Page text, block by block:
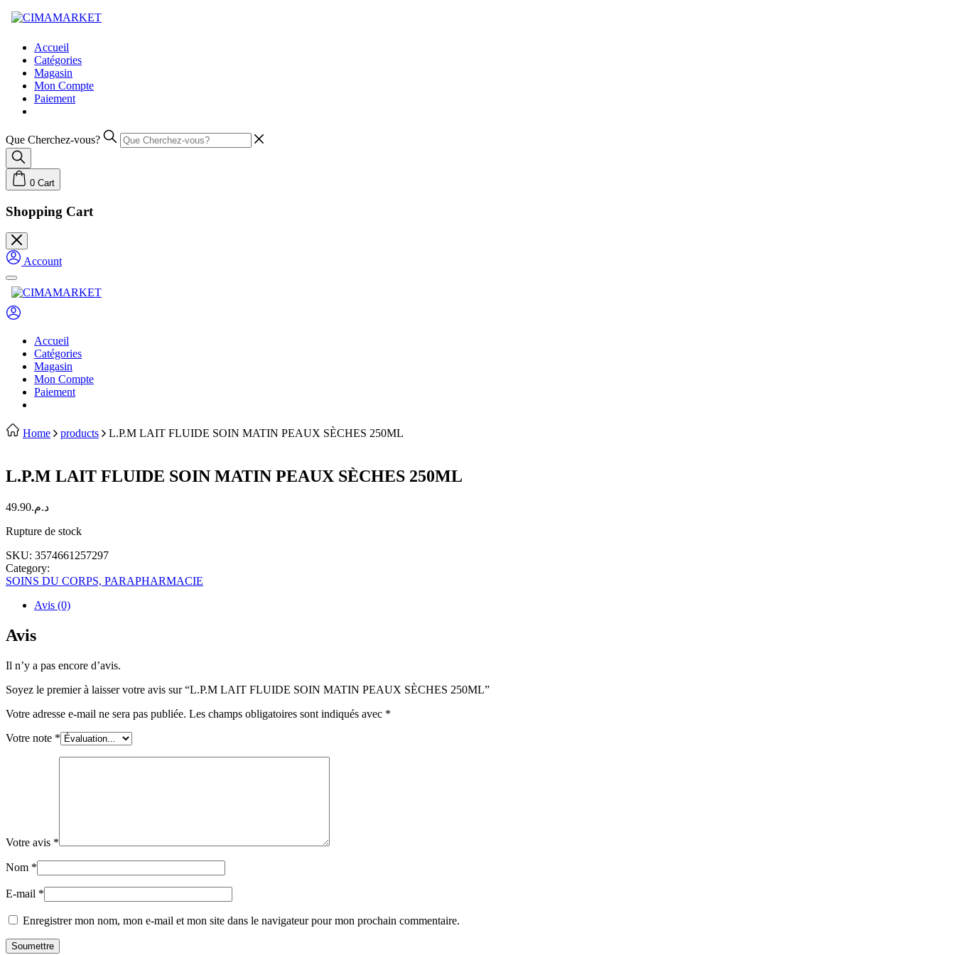
Skip
to
Accueil
Catégories
Magasin
Mon Compte
Paiement
Que Cherchez-vous?
0 Cart
Shopping Cart
Account
Accueil
Catégories
Magasin
Mon Compte
Paiement
Home products L.P.M LAIT FLUIDE SOIN MATIN PEAUX SÈCHES 250ML
L.P.M LAIT FLUIDE SOIN MATIN PEAUX SÈCHES 250ML
د.م.49.90
Rupture de stock
SKU: 3574661257297
Category:
SOINS DU CORPS, PARAPHARMACIE
Avis (0)
Avis
Il n’y a pas encore d’avis.
Soyez le premier à laisser votre avis sur “L.P.M LAIT FLUIDE SOIN MATIN PEAUX SÈCHES 250ML”
Votre adresse e-mail ne sera pas publiée. Les champs obligatoires sont indiqués avec *
Votre note *
Votre avis *
Nom *
E-mail *
Enregistrer mon nom, mon e-mail et mon site dans le navigateur pour mon prochain commentaire.